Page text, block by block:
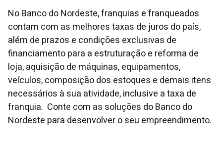
No Banco do Nordeste, franquias e franqueados
contam com as melhores taxas de juros do país,
além de prazos e condições exclusivas de
financiamento para a estruturação e reforma de
loja, aquisição de máquinas, equipamentos,
veículos, composição dos estoques e demais itens
necessários à sua atividade, inclusive a taxa de
franquia. Conte com as soluções do Banco do
Nordeste para desenvolver o seu empreendimento.